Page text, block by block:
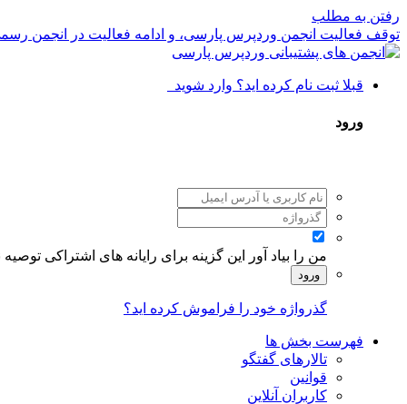
رفتن به مطلب
توقف فعالیت انجمن وردپرس پارسی، و ادامه فعالیت در انجمن
قبلا ثبت نام کرده اید؟ وارد شوید
ورود
من را بیاد آور این گزینه برای رایانه های اشتراکی
ورود
گذرواژه خود را فراموش کرده اید؟
فهرست بخش ها
تالارهای گفتگو
قوانین
کاربران آنلاین